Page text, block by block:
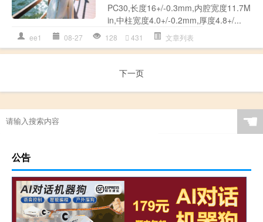
PC30,长度16+/-0.3mm,内腔宽度11.7M
in,中柱宽度4.0+/-0.2mm,厚度4.8+/...
ee1 08-27 128 431 文章列表
下一页
☚
公告